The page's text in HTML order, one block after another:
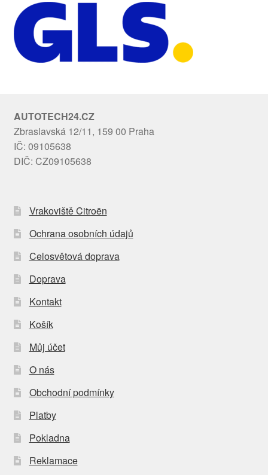
AUTOTECH24.CZ
Zbraslavská 12/11, 159 00 Praha
IČ: 09105638
DIČ: CZ09105638
Vrakoviště Citroën
Ochrana osobních údajů
Celosvětová doprava
Doprava
Kontakt
Košík
Můj účet
O nás
Obchodní podmínky
Platby
Pokladna
Reklamace